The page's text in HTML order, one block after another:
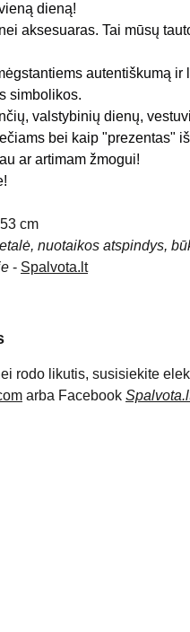
dieną!
aksesuaras. Tai mūsų
autentiškumą ir
simbolikos.
valstybinių dienų,
bei kaip "prezentas"
ar artimam žmogui!
cm
nuotaikos atspindys,
- Spalvota.lt
rodo likutis, susisiekite
arba Facebook